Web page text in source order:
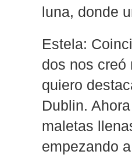
luna, donde
Estela:
dos nos creó
quiero
Dublin.
maletas
empezando